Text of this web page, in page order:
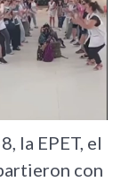
la EPET, el
con